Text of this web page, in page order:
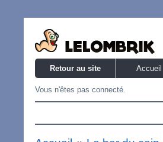
Retour au site Accueil
Vous n'êtes pas connecté.